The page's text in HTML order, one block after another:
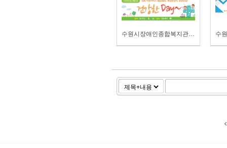
수원시장애인종합복지관 건강한데이 현수막